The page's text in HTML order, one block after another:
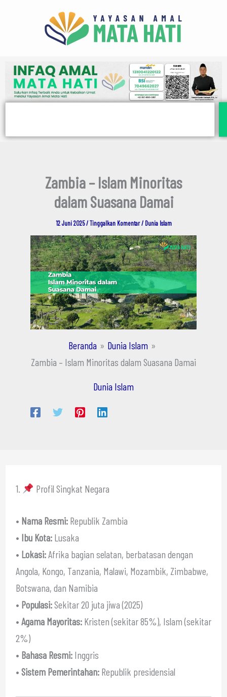
Zambia – Islam Minoritas
dalam Suasana Damai
12 Juni 2025/Tinggalkan Komentar / Dunia Islam
Beranda
Dunia Islam
Zambia – Islam Minoritas dalam Suasana Damai
Dunia Islam
1. Profil Singkat Negara
• Nama Resmi:Republik Zambia
• Ibu Kota:Lusaka
• Lokasi:Afrika bagian selatan, berbatasan dengan
Angola, Kongo, Tanzania, Malawi, Mozambik, Zimbabwe,
Botswana, dan Namibia
• Populasi:Sekitar 20 juta jiwa (2025)
• Agama Mayoritas:Kristen (sekitar 85%), Islam (sekitar
2%)
• Bahasa Resmi:Inggris
• Sistem Pemerintahan:Republik presidensial